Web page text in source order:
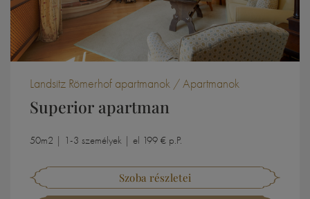
Landsitz Römerhof apartmanok / Apartmanok
Superior apartman
50m2 | 1-3 személyek | el 199 € p.P.
Szoba részletei